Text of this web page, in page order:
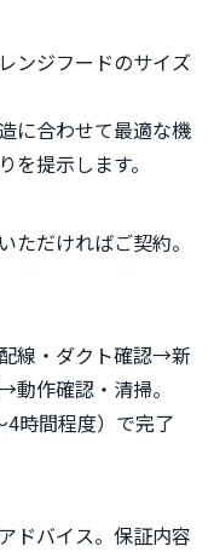
ンジフードのサイズ
に合わせて最適な機
提示します。
ただければご契約。
線・ダクト確認→新
作確認・清掃。
時間程度）で完了
ドバイス。保証内容